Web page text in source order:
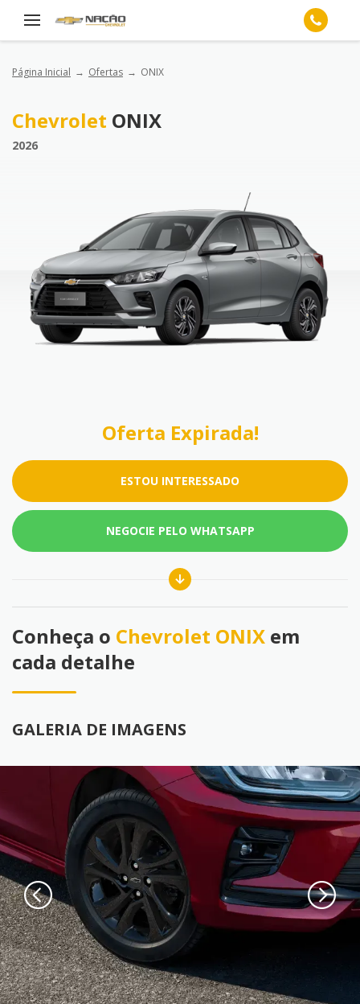
Página Inicial Ofertas ONIX
Chevrolet ONIX
2026
Oferta Expirada!
ESTOU INTERESSADO
NEGOCIE PELO WHATSAPP
Conheça o Chevrolet ONIX em
cada detalhe
GALERIA DE IMAGENS